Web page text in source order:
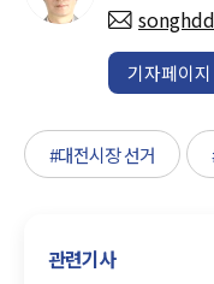
기자페이지
#대전시장 선거
관련기사